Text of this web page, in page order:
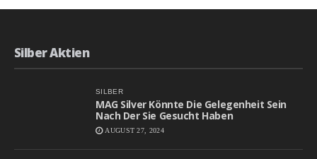
Silber Aktien
SILBER
MAG Silver Könnte Die Gelegenheit Sein
Nach Der Sie Gesucht Haben
AUGUST 27, 2024